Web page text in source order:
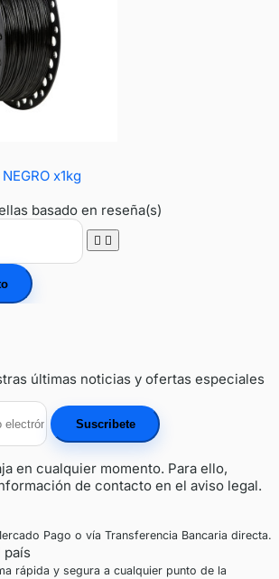
x1kg
basado en reseña(s)
 
últimas noticias y ofertas especiales
en cualquier momento. Para ello,
de contacto en el aviso legal.
Pago o vía Transferencia Bancaria directa.
país
rápida y segura a cualquier punto de la